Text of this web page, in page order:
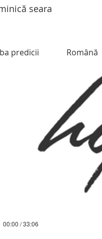
seara
predicii Română
00:00 / 33:06